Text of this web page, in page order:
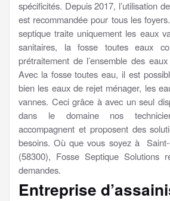
spécificités. Depuis 2017, l’utilisation
est recommandée pour tous les
septique traite uniquement les eaux
sanitaires, la fosse toutes eaux
prétraitement de l’ensemble des
Avec la fosse toutes eau, il est
bien les eaux de rejet ménager, les
vannes. Ceci grâce à avec un seul
dans le domaine nos
accompagnent et proposent des
besoins. Où que vous soyez à Saint-
(58300), Fosse Septique Solutions
demandes.
Entreprise